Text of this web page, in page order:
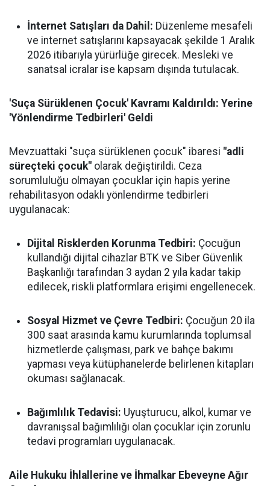
İnternet Satışları da Dahil: Düzenleme mesafeli
ve internet satışlarını kapsayacak şekilde 1 Aralık
2026 itibarıyla yürürlüğe girecek. Mesleki ve
sanatsal icralar ise kapsam dışında tutulacak.
'Suça Sürüklenen Çocuk' Kavramı Kaldırıldı: Yerine
'Yönlendirme Tedbirleri' Geldi
Mevzuattaki "suça sürüklenen çocuk" ibaresi "adli
süreçteki çocuk" olarak değiştirildi. Ceza
sorumluluğu olmayan çocuklar için hapis yerine
rehabilitasyon odaklı yönlendirme tedbirleri
uygulanacak:
Dijital Risklerden Korunma Tedbiri: Çocuğun
kullandığı dijital cihazlar BTK ve Siber Güvenlik
Başkanlığı tarafından 3 aydan 2 yıla kadar takip
edilecek, riskli platformlara erişimi engellenecek.
Sosyal Hizmet ve Çevre Tedbiri: Çocuğun 20 ila
300 saat arasında kamu kurumlarında toplumsal
hizmetlerde çalışması, park ve bahçe bakımı
yapması veya kütüphanelerde belirlenen kitapları
okuması sağlanacak.
Bağımlılık Tedavisi: Uyuşturucu, alkol, kumar ve
davranışsal bağımlılığı olan çocuklar için zorunlu
tedavi programları uygulanacak.
Aile Hukuku İhlallerine ve İhmalkar Ebeveyne Ağır